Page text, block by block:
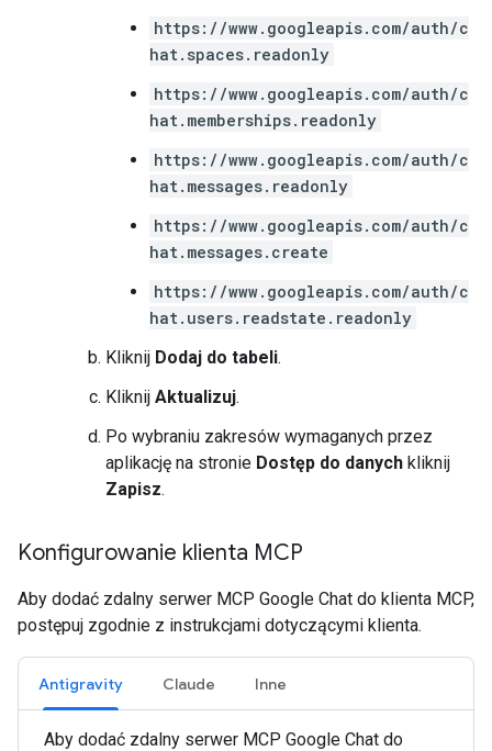
https://www.googleapis.com/auth/c
hat.spaces.readonly
https://www.googleapis.com/auth/c
hat.memberships.readonly
https://www.googleapis.com/auth/c
hat.messages.readonly
https://www.googleapis.com/auth/c
hat.messages.create
https://www.googleapis.com/auth/c
hat.users.readstate.readonly
Kliknij Dodaj do tabeli.
Kliknij Aktualizuj.
Po wybraniu zakresów wymaganych przez
aplikację na stronie Dostęp do danych kliknij
Zapisz.
Konfigurowanie klienta MCP
Aby dodać zdalny serwer MCP Google Chat do klienta MCP,
postępuj zgodnie z instrukcjami dotyczącymi klienta.
Antigravity Claude Inne
Aby dodać zdalny serwer MCP Google Chat do